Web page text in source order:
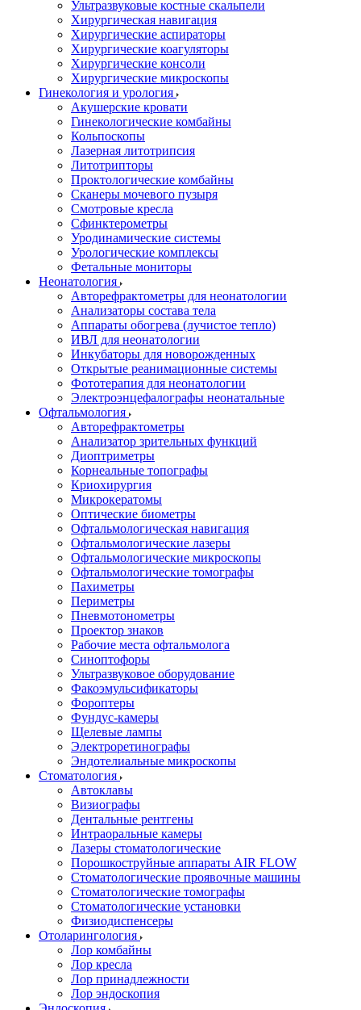
Ультразвуковые костные скальпели
Хирургическая навигация
Хирургические аспираторы
Хирургические коагуляторы
Хирургические консоли
Хирургические микроскопы
Гинекология и урология
Акушерские кровати
Гинекологические комбайны
Кольпоскопы
Лазерная литотрипсия
Литотрипторы
Проктологические комбайны
Сканеры мочевого пузыря
Смотровые кресла
Сфинктерометры
Уродинамические системы
Урологические комплексы
Фетальные мониторы
Неонатология
Авторефрактометры для неонатологии
Анализаторы состава тела
Аппараты обогрева (лучистое тепло)
ИВЛ для неонатологии
Инкубаторы для новорожденных
Открытые реанимационные системы
Фототерапия для неонатологии
Электроэнцефалографы неонатальные
Офтальмология
Авторефрактометры
Анализатор зрительных функций
Диоптриметры
Корнеальные топографы
Криохирургия
Микрокератомы
Оптические биометры
Офтальмологическая навигация
Офтальмологические лазеры
Офтальмологические микроскопы
Офтальмологические томографы
Пахиметры
Периметры
Пневмотонометры
Проектор знаков
Рабочие места офтальмолога
Синоптофоры
Ультразвуковое оборудование
Факоэмульсификаторы
Фороптеры
Фундус-камеры
Щелевые лампы
Электроретинографы
Эндотелиальные микроскопы
Стоматология
Автоклавы
Визиографы
Дентальные рентгены
Интраоральные камеры
Лазеры стоматологические
Порошкоструйные аппараты AIR FLOW
Стоматологические проявочные машины
Стоматологические томографы
Стоматологические установки
Физиодиспенсеры
Отоларингология
Лор комбайны
Лор кресла
Лор принадлежности
Лор эндоскопия